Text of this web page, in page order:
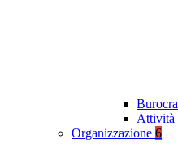
Attività
Organizzazione 6